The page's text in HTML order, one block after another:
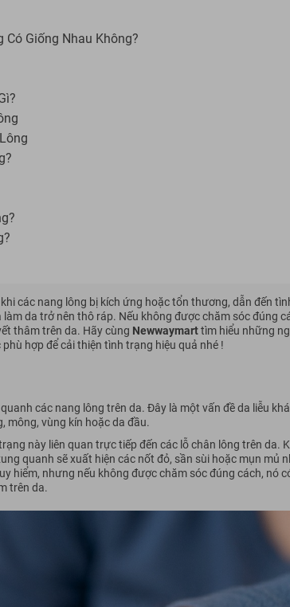
Có Giống Nhau Không?
các nang lông bị kích ứng hoặc tổn thương, dẫn đến
da trở nên thô ráp. Nếu không được chăm sóc đúng
thâm trên da. Hãy cùng Newwaymarttìm hiểu những
hợp để cải thiện tình trạng hiệu quả nhé !
các nang lông trên da. Đây là một vấn đề da liễu
mông, vùng kín hoặc da đầu.
này liên quan trực tiếp đến các lỗ chân lông trên da.
quanh sẽ xuất hiện các nốt đỏ, sần sùi hoặc mụn mủ
hiểm, nhưng nếu không được chăm sóc đúng cách, nó
trên da.